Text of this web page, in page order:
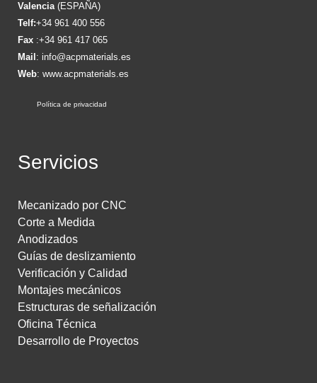
Valencia(ESPAÑA)
Telf:+34 961 400 556
Fax :+34 961 417 065
Mail : info@acpmaterials.es
Web: www.acpmaterials.es
Política de privacidad
Servicios
Mecanizado por CNC
Corte a Medida
Anodizados
Guías de deslizamiento
Verificación y Calidad
Montajes mecánicos
Estructuras de señalización
Oficina Técnica
Desarrollo de Proyectos